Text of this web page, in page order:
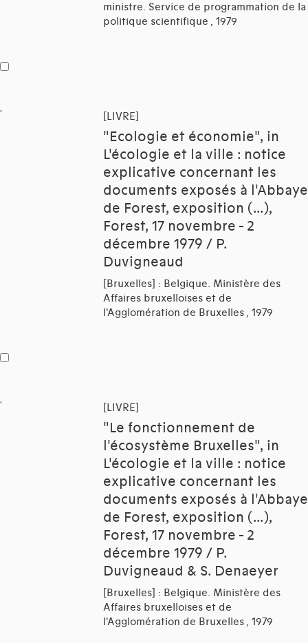
ministre. Service de programmation de la
politique scientifique , 1979
[LIVRE]
"Ecologie et économie", in
L'écologie et la ville : notice
explicative concernant les
documents exposés à l'Abbaye
de Forest, exposition (...),
Forest, 17 novembre - 2
décembre 1979 / P.
Duvigneaud
[Bruxelles] : Belgique. Ministère des
Affaires bruxelloises et de
l'Agglomération de Bruxelles , 1979
[LIVRE]
"Le fonctionnement de
l'écosystème Bruxelles", in
L'écologie et la ville : notice
explicative concernant les
documents exposés à l'Abbaye
de Forest, exposition (...),
Forest, 17 novembre - 2
décembre 1979 / P.
Duvigneaud & S. Denaeyer
[Bruxelles] : Belgique. Ministère des
Affaires bruxelloises et de
l'Agglomération de Bruxelles , 1979